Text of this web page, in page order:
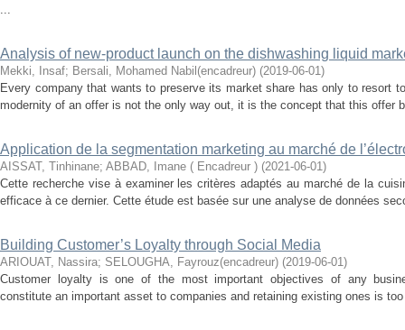
...
Analysis of new-product launch on the dishwashing liquid
Mekki, Insaf; Bersali, Mohamed Nabil(encadreur) (2019-06-01)
Every company that wants to preserve its market share has only to resort
modernity of an offer is not the only way out, it is the concept that this offer
Application de la segmentation marketing au marché de
AISSAT, Tinhinane; ABBAD, Imane ( Encadreur ) (2021-06-01)
Cette recherche vise à examiner les critères adaptés au marché de la
efficace à ce dernier. Cette étude est basée sur une analyse de données
Building Customer’s Loyalty through Social Media
ARIOUAT, Nassira; SELOUGHA, Fayrouz(encadreur) (2019-06-01)
Customer loyalty is one of the most important objectives of any
constitute an important asset to companies and retaining existing ones is